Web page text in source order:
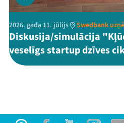
2026. gada 11. jūlijs Swedbank
Diskusija/simulācija
veselīgs startup dzīves